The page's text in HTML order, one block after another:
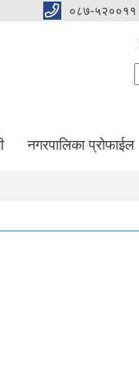
०८७-५२००११
नगरपालिका प्रोफाईल